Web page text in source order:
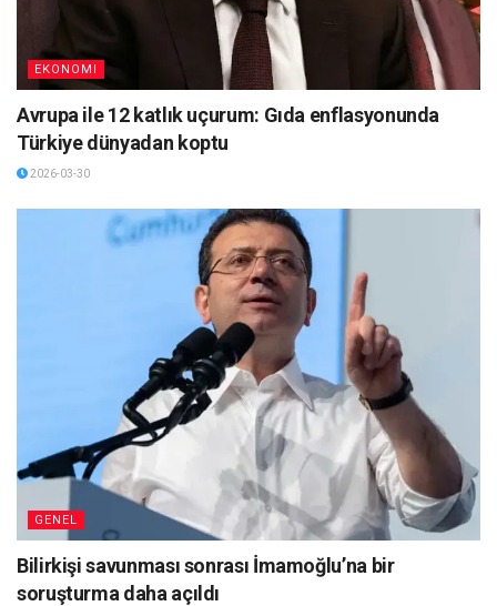
EKONOMI
Avrupa ile 12 katlık uçurum: Gıda enflasyonunda
Türkiye dünyadan koptu
2026-03-30
GENEL
Bilirkişi savunması sonrası İmamoğlu’na bir
soruşturma daha açıldı